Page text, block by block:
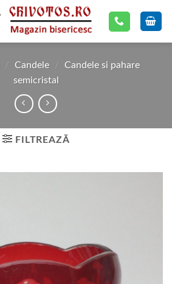
/ Candele /
Candele si pahare
semicristal
FILTREAZĂ